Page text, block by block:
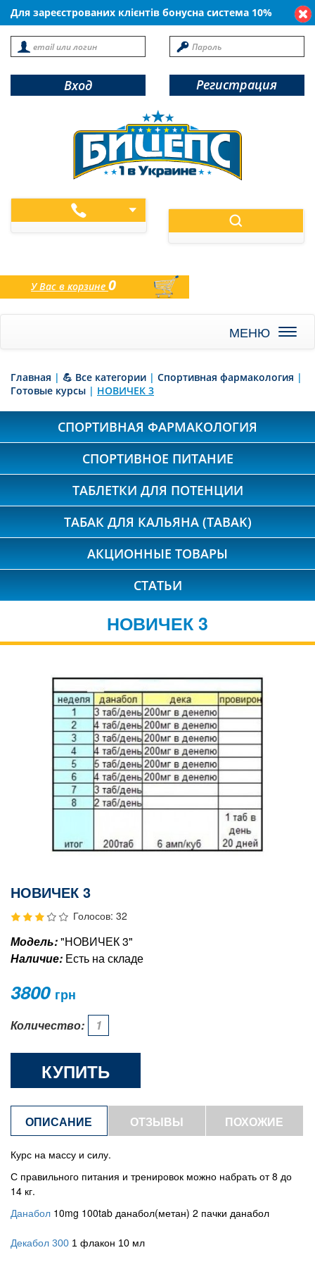
Для зареєстрованих клієнтів бонусна система 10%
Вход Регистрация
У Вас в корзине0
товаров
Главная | 💪 Все категории | Спортивная фармакология |
Готовые курсы | НОВИЧЕК 3
СПОРТИВНАЯ ФАРМАКОЛОГИЯ
СПОРТИВНОЕ ПИТАНИЕ
ТАБЛЕТКИ ДЛЯ ПОТЕНЦИИ
ТАБАК ДЛЯ КАЛЬЯНА (TABAK)
АКЦИОННЫЕ ТОВАРЫ
СТАТЬИ
НОВИЧЕК 3
НОВИЧЕК 3
Голосов: 32
Модель:"НОВИЧЕК 3"
Наличие: Есть на складе
3800 грн
Количество:
КУПИТЬ
ОПИСАНИЕ ОТЗЫВЫ
ПОХОЖИЕ
Курс на массу и силу.
С правильного питания и тренировок можно набрать от 8 до
14 кг.
Данабол 10mg 100tab данабол(метан) 2 пачки данабол
Декабол 300 1 флакон 10 мл